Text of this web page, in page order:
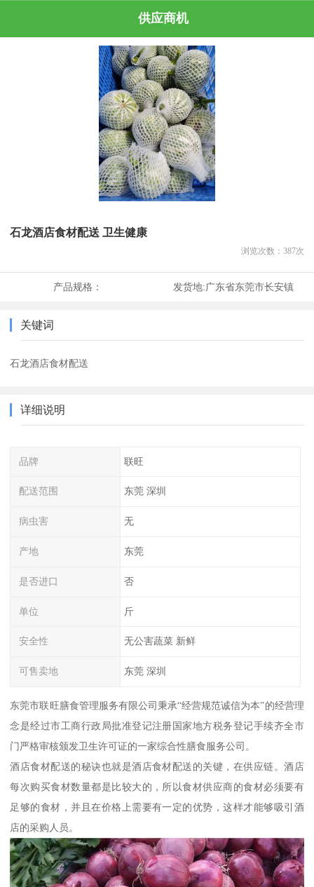
供应商机
石龙酒店食材配送 卫生健康
浏览次数： 387次
产品规格： 发货地:广东省东莞市长安镇
关键词
石龙酒店食材配送
详细说明
品牌 联旺
配送范围 东莞 深圳
病虫害 无
产地 东莞
是否进口 否
单位 斤
安全性 无公害蔬菜 新鲜
可售卖地 东莞 深圳
东莞市联旺膳食管理服务有限公司秉承“经营规范诚信为本”的经营理
念是经过市工商行政局批准登记注册国家地方税务登记手续齐全市
门严格审核颁发卫生许可证的一家综合性膳食服务公司。
酒店食材配送的秘诀也就是酒店食材配送的关键，在供应链。酒店
每次购买食材数量都是比较大的，所以食材供应商的食材必须要有
足够的食材，并且在价格上需要有一定的优势，这样才能够吸引酒
店的采购人员。